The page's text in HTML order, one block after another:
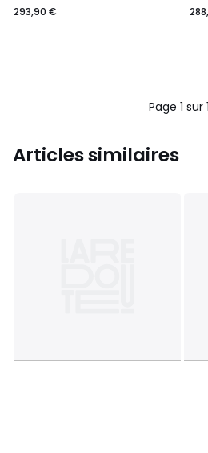
293,90 €
Page 1 sur 1
Articles similaires